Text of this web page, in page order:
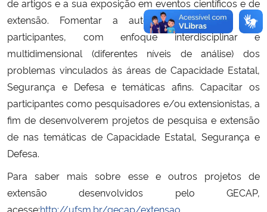
de artigos e a sua exposição em eventos científicos e de
extensão. Fomentar a autonomia intelectual dos
participantes, com enfoque interdisciplinar e
multidimensional (diferentes níveis de análise) dos
problemas vinculados às áreas de Capacidade Estatal,
Segurança e Defesa e temáticas afins. Capacitar os
participantes como pesquisadores e/ou extensionistas, a
fim de desenvolverem projetos de pesquisa e extensão
de nas temáticas de Capacidade Estatal, Segurança e
Defesa.
Para saber mais sobre esse e outros projetos de
extensão desenvolvidos pelo GECAP,
acesse:http://ufsm.br/gecap/extensao